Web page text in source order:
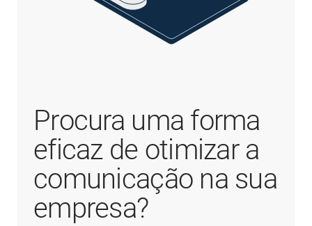
Procura uma forma
eficaz de otimizar a
comunicação na sua
empresa?